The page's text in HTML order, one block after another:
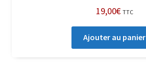
19,00€ TTC
Ajouter au panier